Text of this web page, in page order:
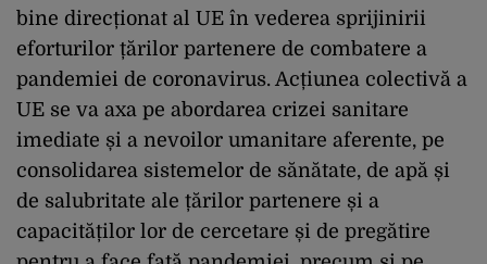
bine direcționat al UE în vederea sprijinirii
eforturilor țărilor partenere de combatere a
pandemiei de coronavirus. Acțiunea colectivă a
UE se va axa pe abordarea crizei sanitare
imediate și a nevoilor umanitare aferente, pe
consolidarea sistemelor de sănătate, de apă și
de salubritate ale țărilor partenere și a
capacităților lor de cercetare și de pregătire